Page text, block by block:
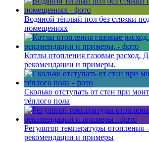
Водяной тёплый пол без стяжки
помещениях
Котлы отопления газовые расход.
рекомендации и примеры.
Сколько отступать от стен при
тёплого пола
Регулятор температуры
рекомендации и примеры